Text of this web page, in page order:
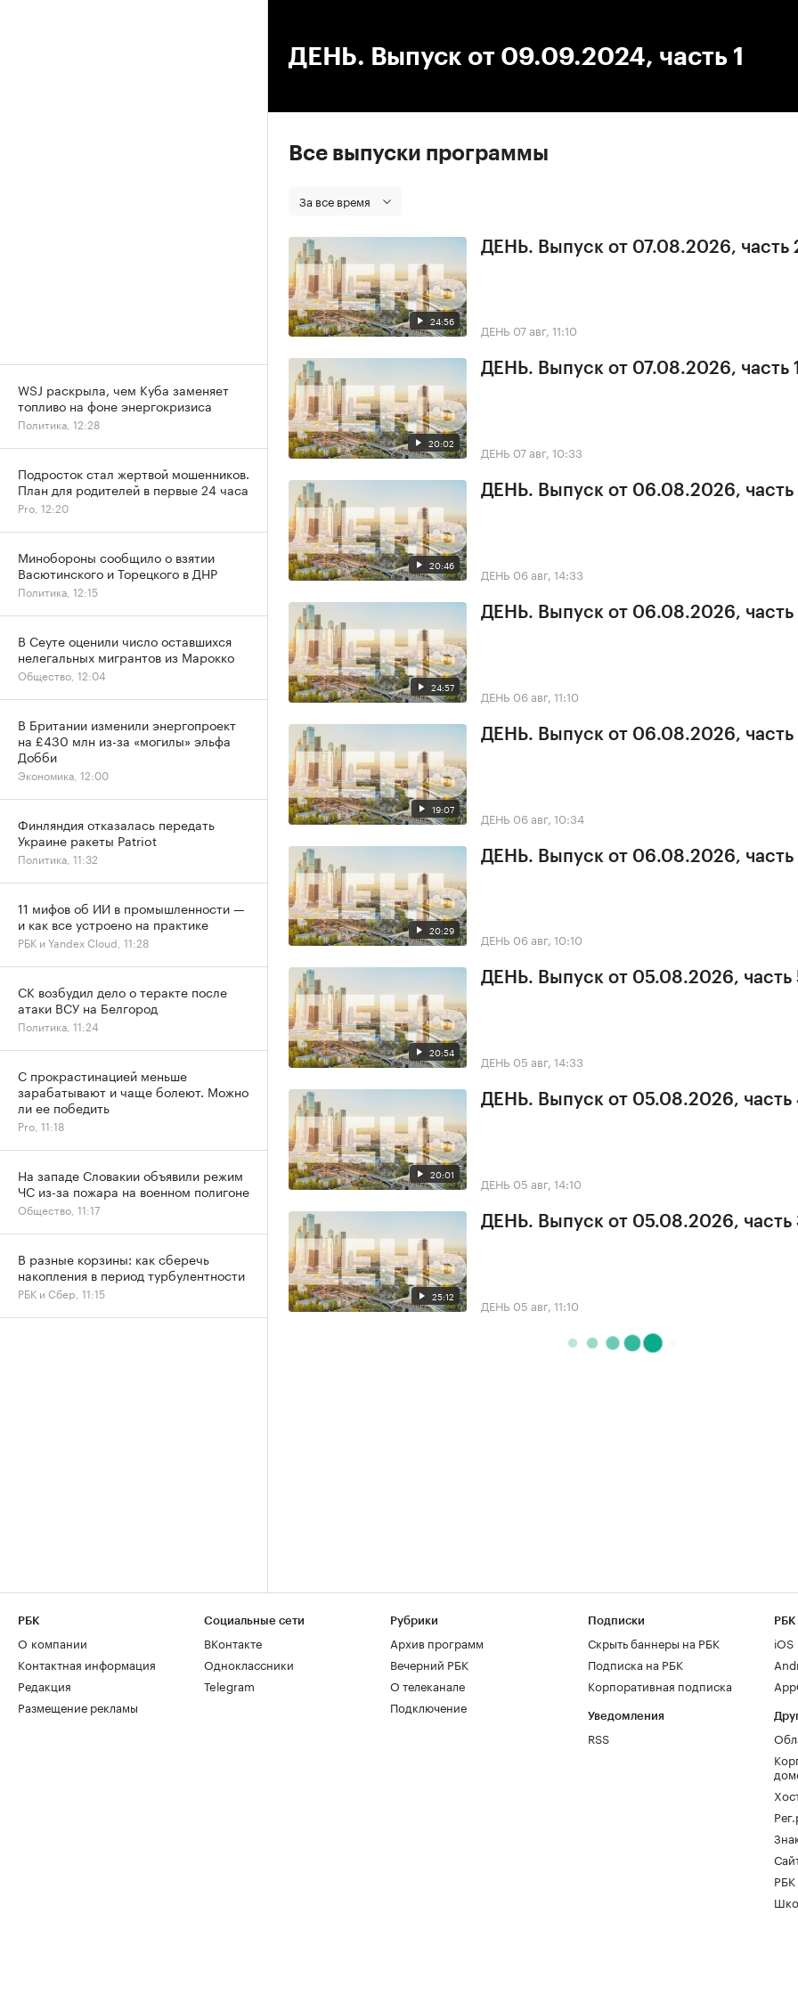
ДЕНЬ. Выпуск от 09.09.2024, часть 1
Все выпуски программы
За все время
24:56
ДЕНЬ. Выпуск от 07.08.2026, часть
ДЕНЬ 07 авг, 11:10
20:02
ДЕНЬ. Выпуск от 07.08.2026, часть 1
ДЕНЬ 07 авг, 10:33
20:46
ДЕНЬ. Выпуск от 06.08.2026, часть
ДЕНЬ 06 авг, 14:33
24:57
ДЕНЬ. Выпуск от 06.08.2026, часть
ДЕНЬ 06 авг, 11:10
19:07
ДЕНЬ. Выпуск от 06.08.2026, часть
ДЕНЬ 06 авг, 10:34
20:29
ДЕНЬ. Выпуск от 06.08.2026, часть
ДЕНЬ 06 авг, 10:10
20:54
ДЕНЬ. Выпуск от 05.08.2026, часть
ДЕНЬ 05 авг, 14:33
20:01
ДЕНЬ. Выпуск от 05.08.2026, часть
ДЕНЬ 05 авг, 14:10
25:12
ДЕНЬ. Выпуск от 05.08.2026, часть
ДЕНЬ 05 авг, 11:10
WSJ раскрыла, чем Куба заменяет
топливо на фоне энергокризиса
Политика, 12:28
Подросток стал жертвой мошенников.
План для родителей в первые 24 часа
Pro, 12:20
Минобороны сообщило о взятии
Васютинского и Торецкого в ДНР
Политика, 12:15
В Сеуте оценили число оставшихся
нелегальных мигрантов из Марокко
Общество, 12:04
В Британии изменили энергопроект
на £430 млн из-за «могилы» эльфа
Добби
Экономика, 12:00
Финляндия отказалась передать
Украине ракеты Patriot
Политика, 11:32
11 мифов об ИИ в промышленности —
и как все устроено на практике
РБК и Yandex Cloud, 11:28
СК возбудил дело о теракте после
атаки ВСУ на Белгород
Политика, 11:24
С прокрастинацией меньше
зарабатывают и чаще болеют. Можно
ли ее победить
Pro, 11:18
На западе Словакии объявили режим
ЧС из-за пожара на военном полигоне
Общество, 11:17
В разные корзины: как сберечь
накопления в период турбулентности
РБК и Сбер, 11:15
РБК
О компании
Контактная информация
Редакция
Размещение рекламы
Социальные сети
ВКонтакте
Одноклассники
Telegram
Рубрики
Архив программ
Вечерний РБК
О телеканале
Подключение
Подписки
Скрыть баннеры на РБК
Подписка на РБК
Корпоративная подписка
Уведомления
RSS
РБК
iOS